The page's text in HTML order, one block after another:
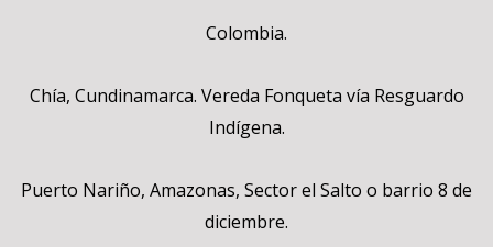
Colombia.
Chía, Cundinamarca. Vereda Fonqueta vía Resguardo
Indígena.
Puerto Nariño, Amazonas, Sector el Salto o barrio 8 de
diciembre.